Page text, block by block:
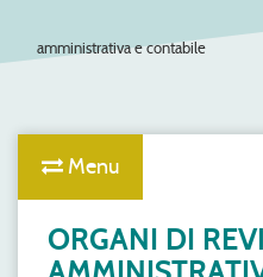
amministrativa e contabile
Menu
ORGANI DI